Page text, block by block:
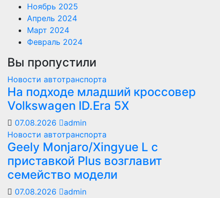
Ноябрь 2025
Апрель 2024
Март 2024
Февраль 2024
Вы пропустили
Новости автотранспорта
На подходе младший кроссовер
Volkswagen ID.Era 5X
07.08.2026
admin
Новости автотранспорта
Geely Monjaro/Xingyue L с
приставкой Plus возглавит
семейство модели
07.08.2026 admin